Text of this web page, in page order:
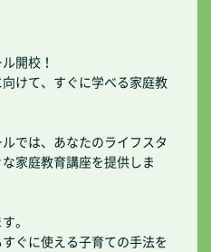
開校！
けて、すぐに学べる家庭教
では、あなたのライフスタ
家庭教育講座を提供しま
。
ぐに使える子育ての手法を